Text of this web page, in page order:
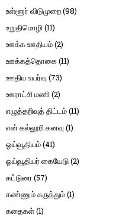
உள்ளூர் விடுமுறை(98)
உறுதிமொழி(11)
ஊக்க ஊதியம்(2)
ஊக்கத்தொகை(11)
ஊதிய உயர்வு (73)
ஊராட்சி மணி(2)
எழுத்தறிவுத் திட்டம்(11)
என் கல்லூரி கனவு (1)
ஓய்வூதியம்(41)
ஓய்வூதியர் கையேடு(2)
கட்டுரை (57)
கண்ணும் கருத்தும்(1)
கதைகள்(1)